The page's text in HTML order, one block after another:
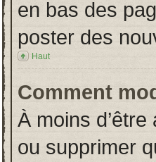
en bas des
poster des
Haut
Comment
À moins
ou supprimer